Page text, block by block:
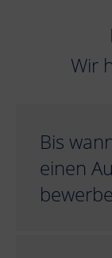
Wir
Bis
einen